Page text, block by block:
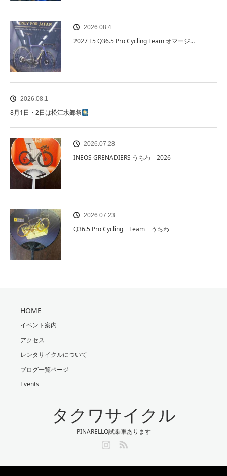
2026.08.4
2027 F5 Q36.5 Pro Cycling Team オマージ…
2026.08.1
8月1日・2日は松江水郷祭
2026.07.28
INEOS GRENADIERS うちわ 2026
2026.07.23
Q36.5 Pro Cycling Team うちわ
HOME
イベント案内
アクセス
レンタサイクルについて
ブログ一覧ページ
Events
タクワサイクル
PINARELLO試乗車あります